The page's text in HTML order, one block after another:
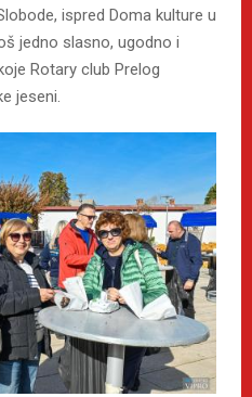
ispred Doma kulture u
jedno slasno, ugodno i
Rotary club Prelog
jeseni.